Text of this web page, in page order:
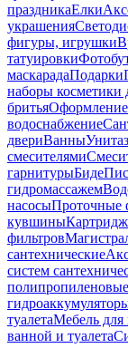
праздникаЕлки
украшения
фигуры, игрушки
татуировки
маскарадаПодарки
наборы косметики
бритьяОформление
водоснабжение
двериВанны
смесителями
гарнитурыБиде
гидромассажем
насосыПроточные
кувшины
фильтров
сантехнические
систем
полипропиленовые
туалетаМебель для
ванной и туалета